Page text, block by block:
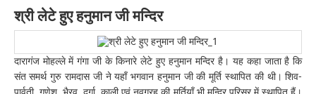
श्री लेटे हुए हनुमान जी मन्दिर
दारागंज मोहल्ले में गंगा जी के किनारे लेटे हुए हनुमान मन्दिर है। यह कहा जाता है कि
संत समर्थ गुरु रामदास जी ने यहाँ भगवान हनुमान जी की मूर्ति स्थापित की थी। शिव-